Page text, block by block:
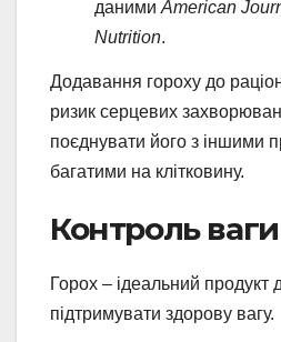
даними American
Nutrition.
Додавання гороху до
ризик серцевих
поєднувати його з іншими
багатими на клітковину.
Контроль ваги
Горох – ідеальний продукт
підтримувати здорову вагу.